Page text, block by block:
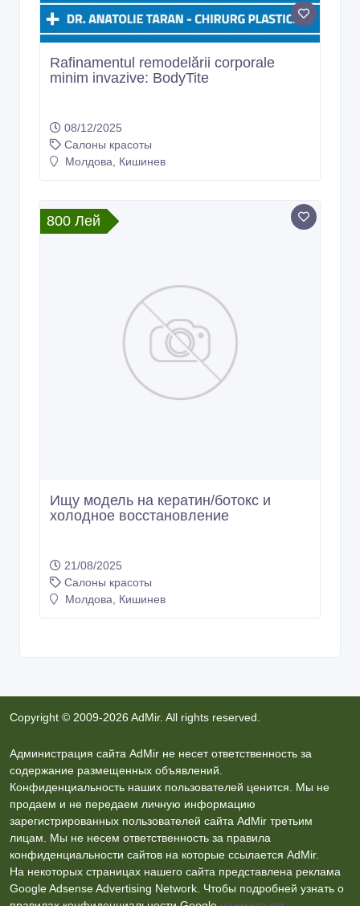
Rafinamentul remodelării corporale
minim invazive: BodyTite
08/12/2025
Салоны красоты
Молдова, Кишинев
800 Лей
Ищу модель на кератин/ботокс и
холодное восстановление
21/08/2025
Салоны красоты
Молдова, Кишинев
Copyright © 2009-2026 AdMir. All rights reserved.
Администрация сайта AdMir не несет ответственность за
содержание размещенных объявлений.
Конфиденциальность наших пользователей ценится. Мы не
продаем и не передаем личную информацию
зарегистрированных пользователей сайта AdMir третьим
лицам. Мы не несем ответственность за правила
конфиденциальности сайтов на которые ссылается AdMir.
На некоторых страницах нашего сайта представлена реклама
Google Adsense Advertising Network. Чтобы подробней узнать о